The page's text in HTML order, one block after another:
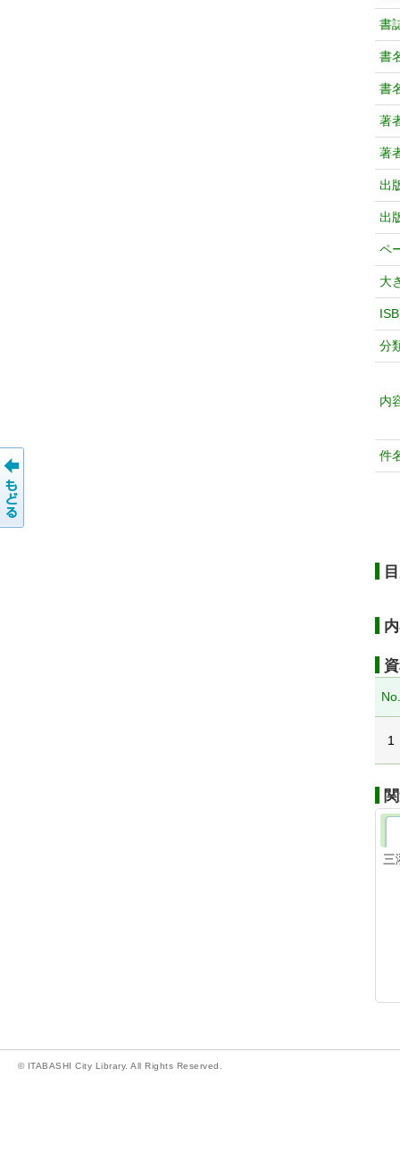
書
書
書
著
著
出
出
ペ
大
分
内
件
No.
1
三
© ITABASHI City Library. All Rights Reserved.